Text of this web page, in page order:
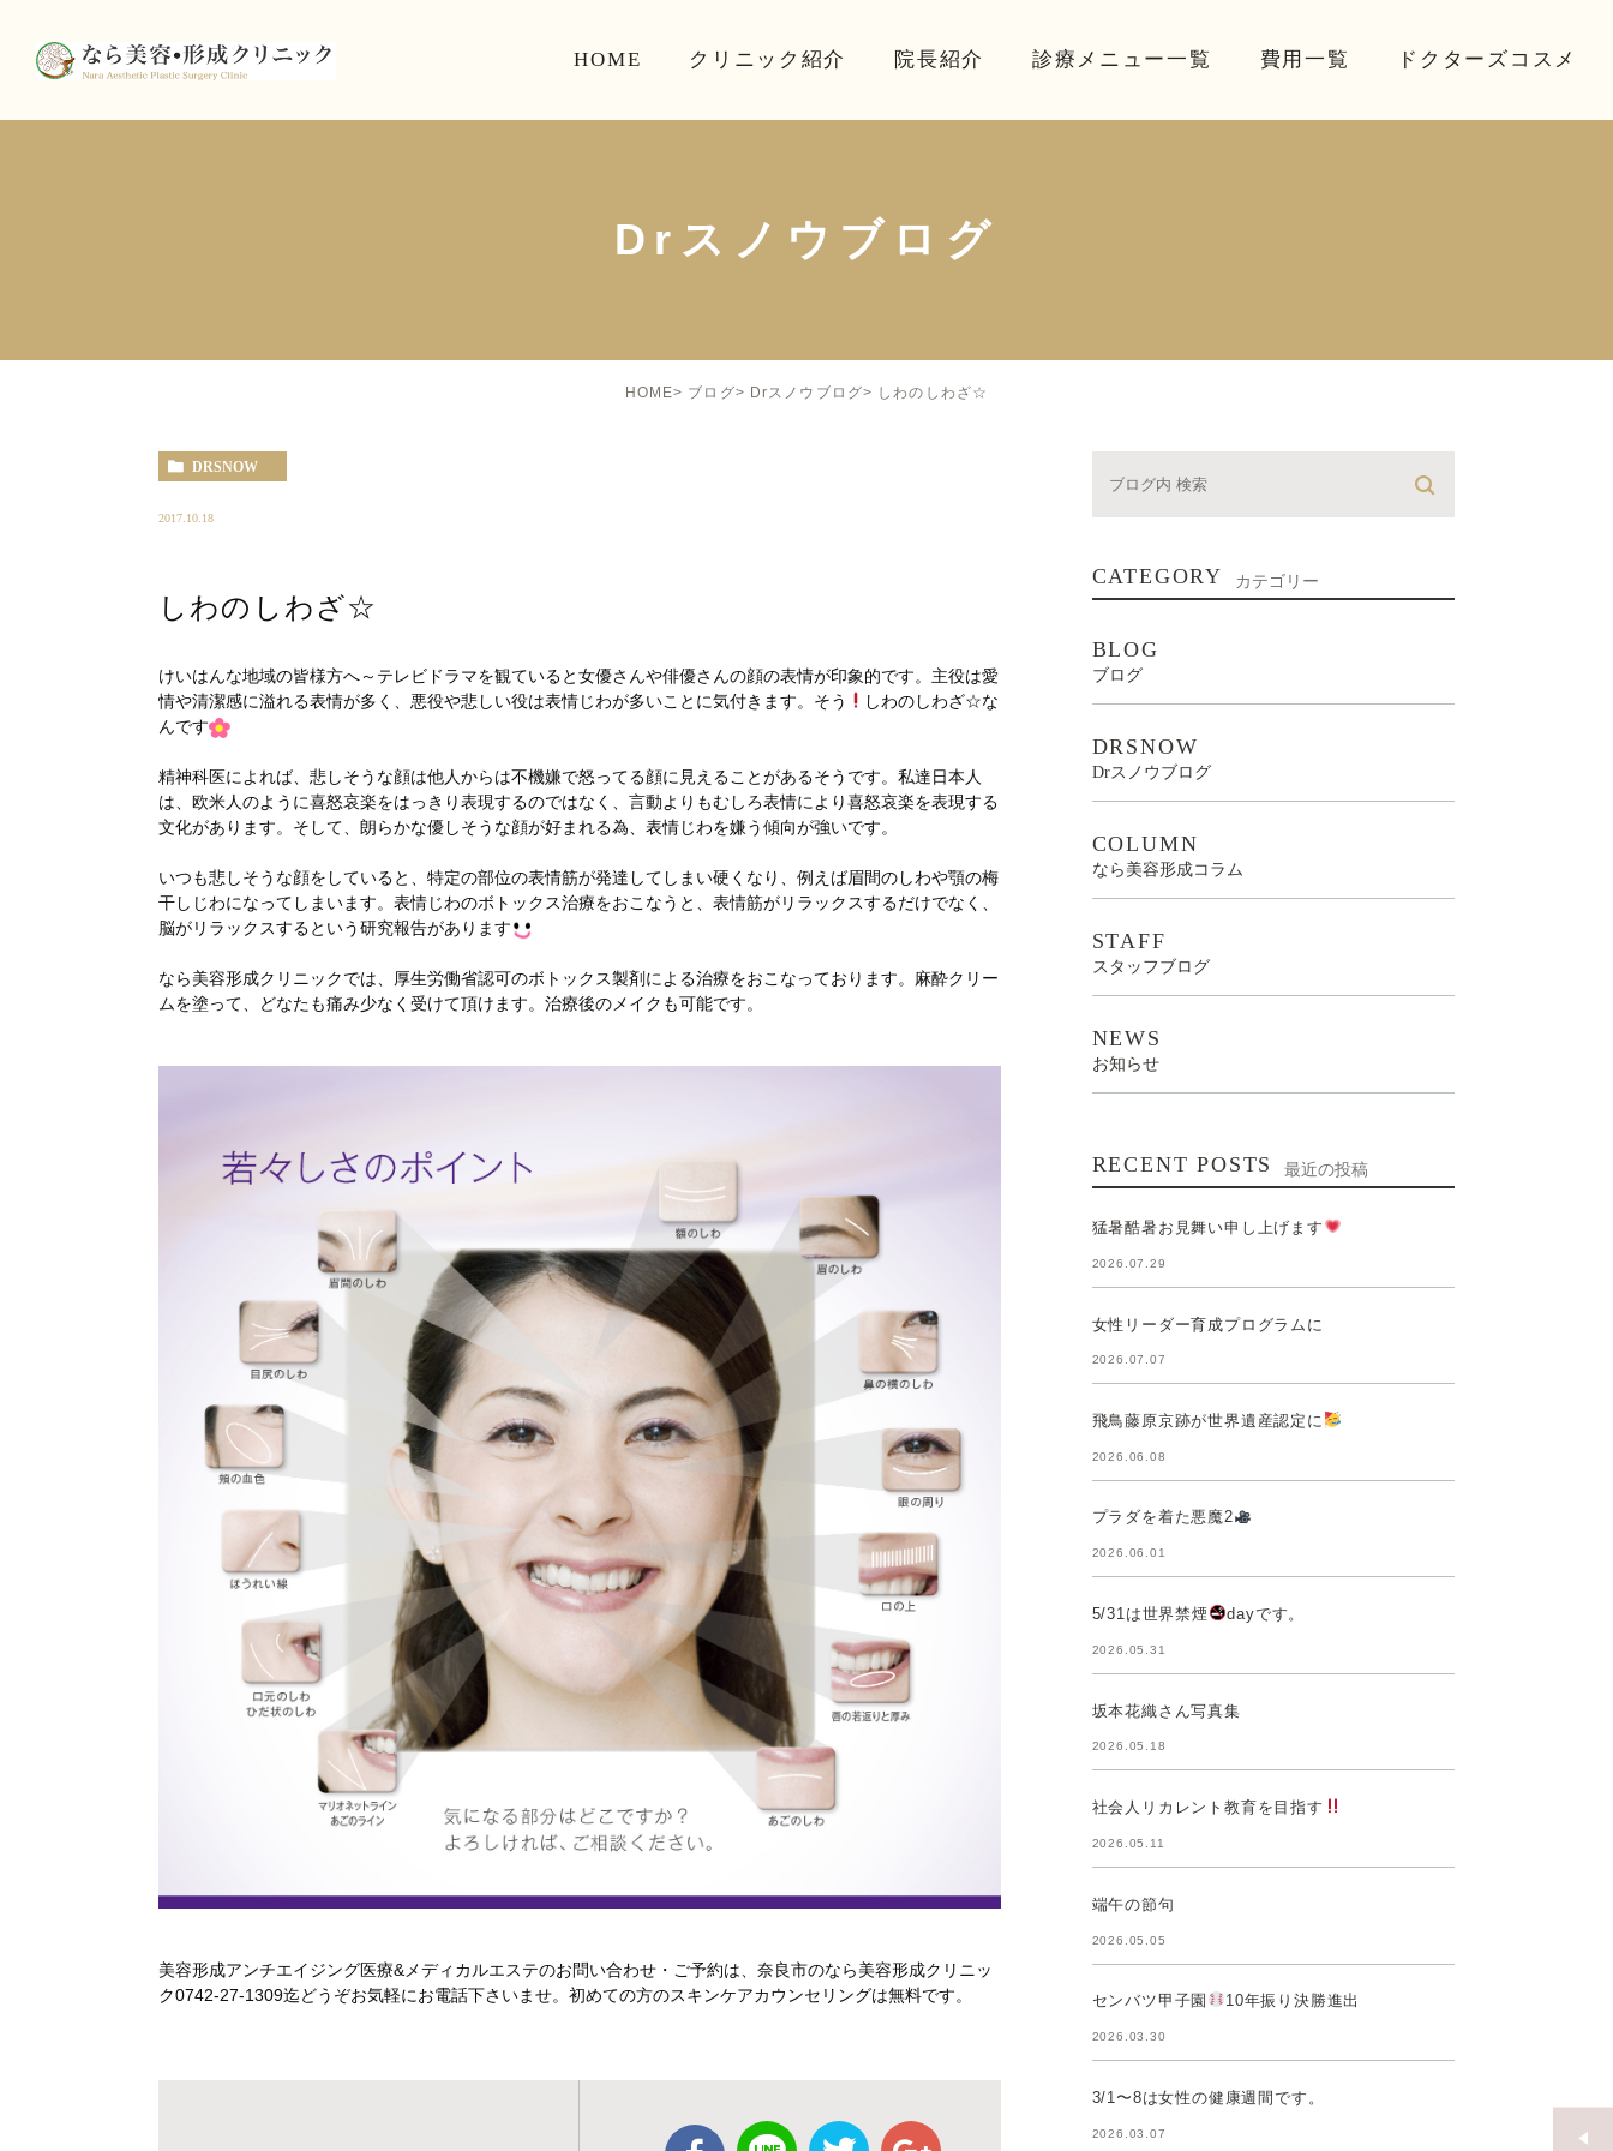
HOME クリニック紹介 院長紹介 診療メニュー一覧 費用一覧 ドクターズコスメ
Drスノウブログ
HOME ブログ Drスノウブログ しわのしわざ☆
DRSNOW
2017.10.18
しわのしわざ☆
けいはんな地域の皆様方へ～テレビドラマを観ていると女優さんや俳優さんの顔の表情が印象的です。主役は愛
情や清潔感に溢れる表情が多く、悪役や悲しい役は表情じわが多いことに気付きます。そう
しわのしわざ☆な
んです
精神科医によれば、悲しそうな顔は他人からは不機嫌で怒ってる顔に見えることがあるそうです。私達日本人
は、欧米人のように喜怒哀楽をはっきり表現するのではなく、言動よりもむしろ表情により喜怒哀楽を表現する
文化があります。そして、朗らかな優しそうな顔が好まれる為、表情じわを嫌う傾向が強いです。
いつも悲しそうな顔をしていると、特定の部位の表情筋が発達してしまい硬くなり、例えば眉間のしわや顎の梅
干しじわになってしまいます。表情じわのボトックス治療をおこなうと、表情筋がリラックスするだけでなく、
脳がリラックスするという研究報告があります
なら美容形成クリニックでは、厚生労働省認可のボトックス製剤による治療をおこなっております。麻酔クリー
ムを塗って、どなたも痛み少なく受けて頂けます。治療後のメイクも可能です。
美容形成アンチエイジング医療&メディカルエステのお問い合わせ・ご予約は、奈良市のなら美容形成クリニッ
ク0742-27-1309迄どうぞお気軽にお電話下さいませ。初めての方のスキンケアカウンセリングは無料です。
CATEGORY カテゴリー
BLOG
ブログ
DRSNOW
Drスノウブログ
COLUMN
なら美容形成コラム
STAFF
スタッフブログ
NEWS
お知らせ
RECENT POSTS 最近の投稿
猛暑酷暑お見舞い申し上げます
2026.07.29
女性リーダー育成プログラムに
2026.07.07
飛鳥藤原京跡が世界遺産認定に
2026.06.08
プラダを着た悪魔2
2026.06.01
5/31は世界禁煙 dayです。
2026.05.31
坂本花織さん写真集
2026.05.18
社会人リカレント教育を目指す
2026.05.11
端午の節句
2026.05.05
センバツ甲子園 10年振り決勝進出
2026.03.30
3/1〜8は女性の健康週間です。
2026.03.07